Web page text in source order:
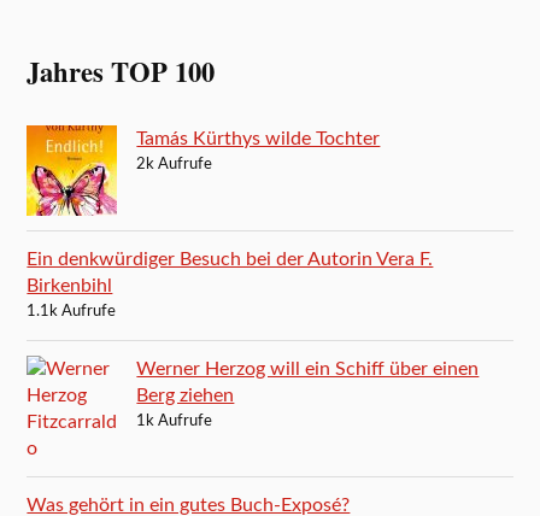
Jahres TOP 100
Tamás Kürthys wilde Tochter
2k Aufrufe
Ein denkwürdiger Besuch bei der Autorin Vera F.
Birkenbihl
1.1k Aufrufe
Werner Herzog will ein Schiff über einen
Berg ziehen
1k Aufrufe
Was gehört in ein gutes Buch-Exposé?